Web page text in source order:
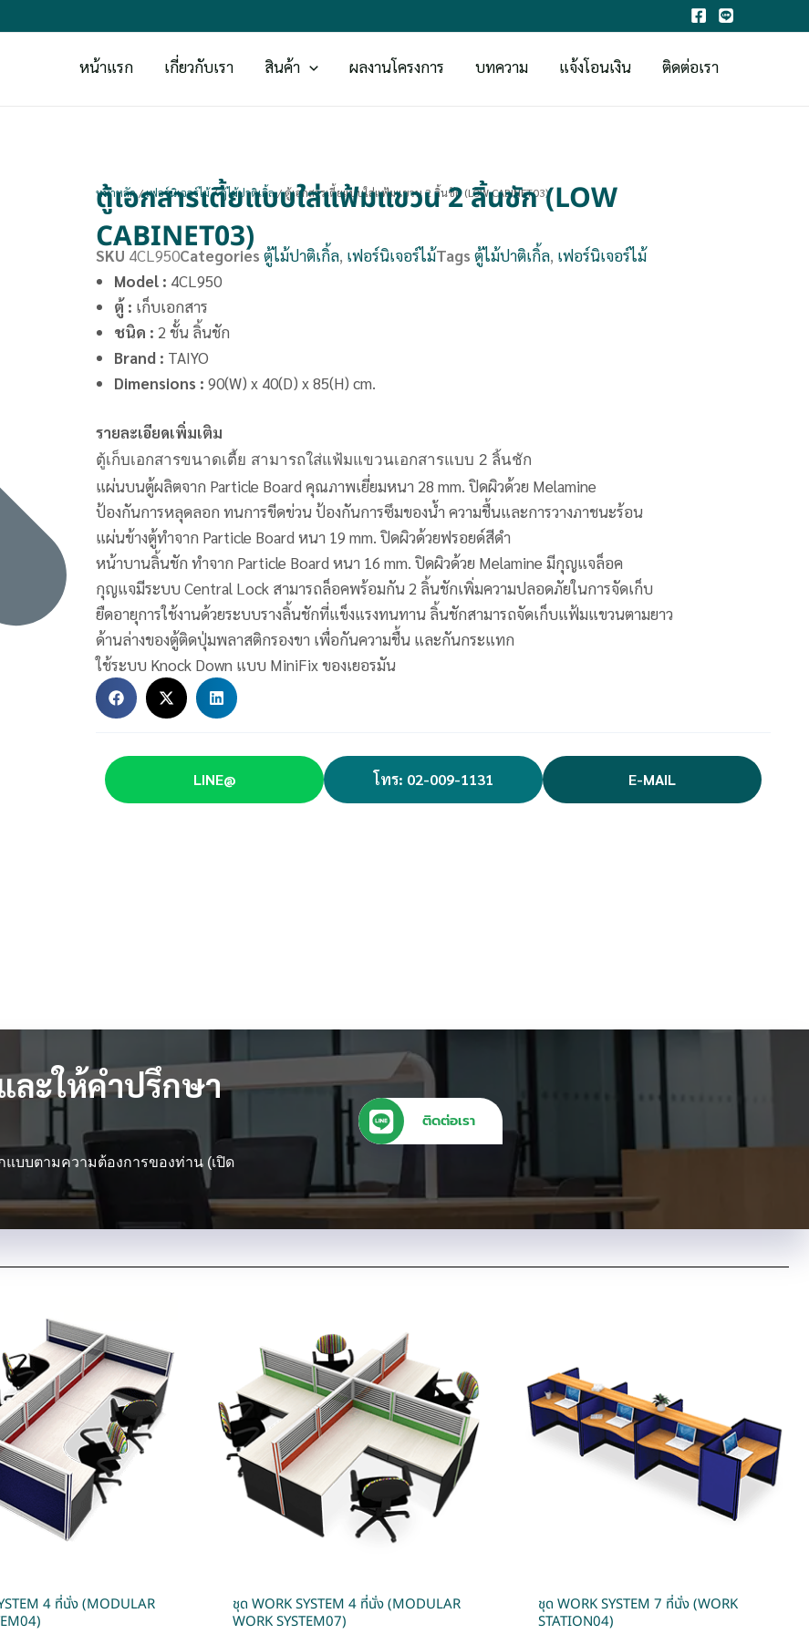
หน้าแรก เกี่ยวกับเรา สินค้า ผลงานโครงการ บทความ แจ้งโอนเงิน ติดต่อเรา
หน้าหลัก/เฟอร์นิเจอร์ไม้/ตู้ไม้ปาติเกิ้ล/ ตู้เอกสารเตี้ยแบบใส่แฟ้มแขวน 2 ลิ้นชัก (LOW CABINET03)
ตู้เอกสารเตี้ยแบบใส่แฟ้มแขวน 2 ลิ้นชัก (LOW
CABINET03)
SKU 4CL950Categories ตู้ไม้ปาติเกิ้ล, เฟอร์นิเจอร์ไม้Tags ตู้ไม้ปาติเกิ้ล, เฟอร์นิเจอร์ไม้
Model : 4CL950
ตู้ : เก็บเอกสาร
ชนิด : 2 ชั้น ลิ้นชัก
Brand : TAIYO
Dimensions : 90(W) x 40(D) x 85(H) cm.
รายละเอียดเพิ่มเติม
ตู้เก็บเอกสารขนาดเตี้ย สามารถใส่แฟ้มแขวนเอกสารแบบ 2 ลิ้นชัก
แผ่นบนตู้ผลิตจาก Particle Board คุณภาพเยี่ยมหนา 28 mm. ปิดผิวด้วย Melamine
ป้องกันการหลุดลอก ทนการขีดข่วน ป้องกันการซึมของน้ำ ความชื้นและการวางภาชนะร้อน
แผ่นข้างตู้ทำจาก Particle Board หนา 19 mm. ปิดผิวด้วยฟรอยด์สีดำ
หน้าบานลิ้นชัก ทำจาก Particle Board หนา 16 mm. ปิดผิวด้วย Melamine มีกุญแจล็อค
กุญแจมีระบบ Central Lock สามารถล็อคพร้อมกัน 2 ลิ้นชักเพิ่มความปลอดภัยในการจัดเก็บ
ยืดอายุการใช้งานด้วยระบบรางลิ้นชักที่แข็งแรงทนทาน ลิ้นชักสามารถจัดเก็บแฟ้มแขวนตามยาว
ด้านล่างของตู้ติดปุ่มพลาสติกรองขา เพื่อกันความชื้น และกันกระแทก
ใช้ระบบ Knock Down แบบ MiniFix ของเยอรมัน
LINE@ โทร: 02-009-1131 E-MAIL
ละให้คำปรึกษา
บบตามความต้องการของท่าน (เปิด
ติดต่อเรา
4 ที่นั่ง (MODULAR
ชุด WORK SYSTEM 4 ที่นั่ง (MODULAR
WORK SYSTEM07)
ชุด WORK SYSTEM 7 ที่นั่ง (WORK
STATION04)